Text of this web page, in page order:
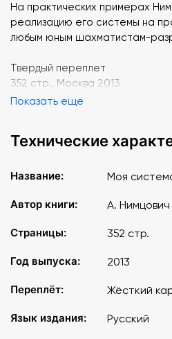
На практических примерах
реализацию его системы на
любым юным шахматистам-
Твердый переплет
352 стр., Москва 2013
Показать еще
Технические
Название: Моя
Автор книги: А. Нимцович
Страницы: 352 стр.
Год выпуска: 2013
Переплёт: Жёсткий
Язык издания: Русский